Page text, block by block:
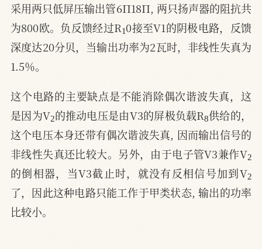
采用两只低屏压输出管6П18П, 两只扬声器的阻抗共
为800欧。负反馈经过R10接至V1的阴极电路，反馈
深度达20分贝，当输出功率为2瓦时，非线性失真为
1.5％。
这个电路的主要缺点是不能消除偶次谐波失真，这
是因为V2的推动电压是由V3的屏极负载R8供给的，
这个电压本身还带有偶次谐波失真, 因而输出信号的
非线性失真还比较大。另外，由于电子管V3兼作V2
的倒相器，当V3截止时，就没有反相信号加到V2
了，因此这种电路只能工作于甲类状态, 输出的功率
比较小。